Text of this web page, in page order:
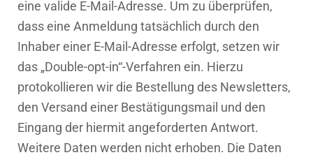
eine valide E-Mail-Adresse. Um zu überprüfen,
dass eine Anmeldung tatsächlich durch den
Inhaber einer E-Mail-Adresse erfolgt, setzen wir
das „Double-opt-in“-Verfahren ein. Hierzu
protokollieren wir die Bestellung des Newsletters,
den Versand einer Bestätigungsmail und den
Eingang der hiermit angeforderten Antwort.
Weitere Daten werden nicht erhoben. Die Daten